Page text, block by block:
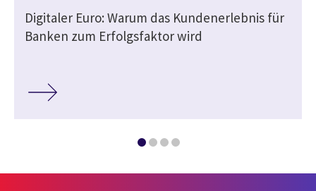
Digitaler Euro: Warum das Kundenerlebnis für
Banken zum Erfolgsfaktor wird